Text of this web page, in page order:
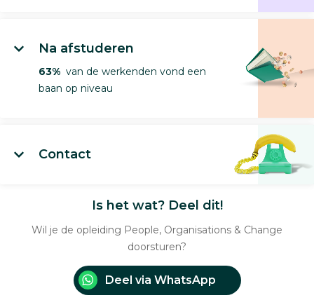
Na afstuderen
63% van de werkenden vond een
baan op niveau
Contact
Is het wat? Deel dit!
Wil je de opleiding People, Organisations & Change
doorsturen?
Deel via WhatsApp